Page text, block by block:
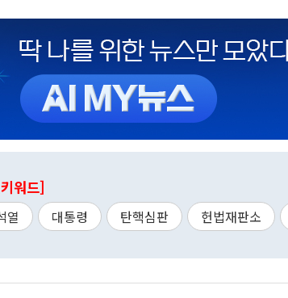
워드]
열 대통령 탄핵심판 헌법재판소